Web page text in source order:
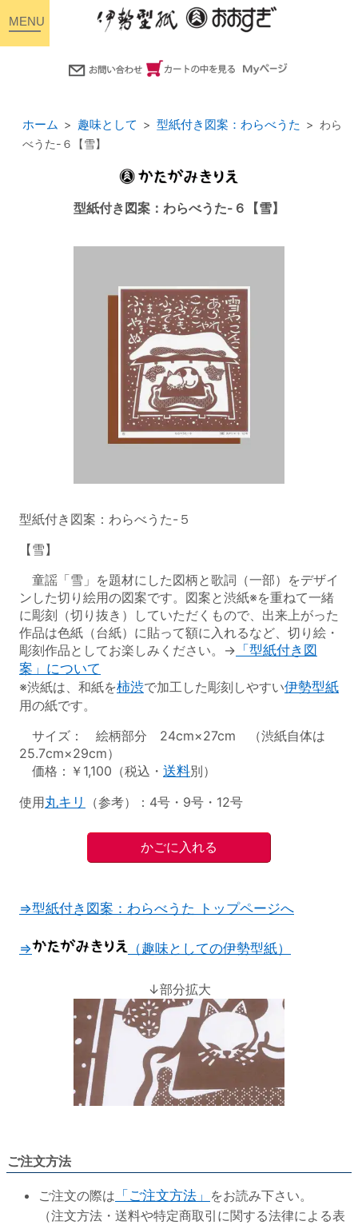
ホーム 趣味として 型紙付き図案：わらべうた
わら
べうた-６【雪】
型紙付き図案：わらべうた-６【雪】
型紙付き図案：わらべうた-５
【雪】
童謡「雪」を題材にした図柄と歌詞（一部）をデザイ
ンした切り絵用の図案です。図案と渋紙※を重ねて一緒
に彫刻（切り抜き）していただくもので、出来上がった
作品は色紙（台紙）に貼って額に入れるなど、切り絵・
彫刻作品としてお楽しみください。→ 「型紙付き図
案」について
※渋紙は、和紙を柿渋で加工した彫刻しやすい伊勢型紙
用の紙です。
サイズ： 絵柄部分 24cm×27cm （渋紙自体は
25.7cm×29cm）
価格：￥1,100（税込・ 送料別）
使用丸キリ （参考）：4号・9号・12号
⇒型紙付き図案：わらべうた トップページへ
⇒ （趣味としての伊勢型紙）
↓部分拡大
ご注文方法
ご注文の際は 「ご注文方法」 をお読み下さい。
（注文方法・送料や特定商取引に関する法律による表
toggle
navigation